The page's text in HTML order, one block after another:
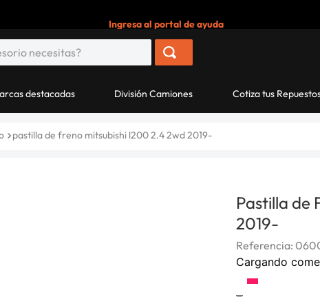
Ingresa al portal de ayuda
destacadas División Camiones Cotiza tus
pastilla de freno mitsubishi l200 2.4 2wd 2019-
Pastilla de
2019-
Referencia:
Cargando
-